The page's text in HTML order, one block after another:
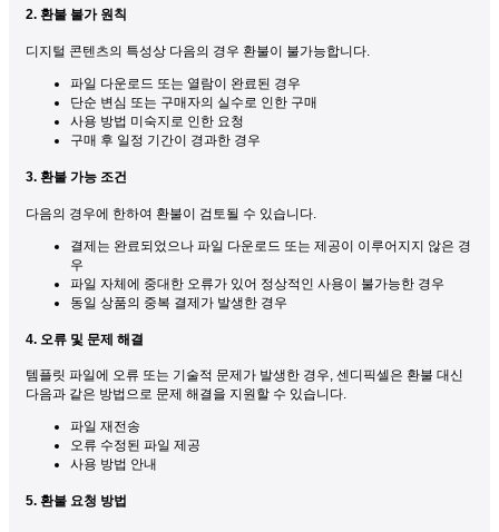
2. 환불 불가 원칙
디지털 콘텐츠의 특성상 다음의 경우 환불이 불가능합니다.
파일 다운로드 또는 열람이 완료된 경우
단순 변심 또는 구매자의 실수로 인한 구매
사용 방법 미숙지로 인한 요청
구매 후 일정 기간이 경과한 경우
3. 환불 가능 조건
다음의 경우에 한하여 환불이 검토될 수 있습니다.
결제는 완료되었으나 파일 다운로드 또는 제공이 이루어지지 않은 경
우
파일 자체에 중대한 오류가 있어 정상적인 사용이 불가능한 경우
동일 상품의 중복 결제가 발생한 경우
4. 오류 및 문제 해결
템플릿 파일에 오류 또는 기술적 문제가 발생한 경우, 센디픽셀은 환불 대신
다음과 같은 방법으로 문제 해결을 지원할 수 있습니다.
파일 재전송
오류 수정된 파일 제공
사용 방법 안내
5. 환불 요청 방법